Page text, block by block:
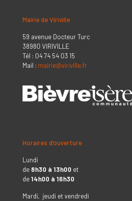
Mairie de Viriville
59 avenue Docteur Turc
38980 VIRIVILLE
Tél : 04 74 54 03 15
Mail : mairie@viriville.fr
Horaires d’ouverture
Lundi
de 8h30 à 13h00 et
de14h00 à 16h30
Mardi, jeudi et vendredi